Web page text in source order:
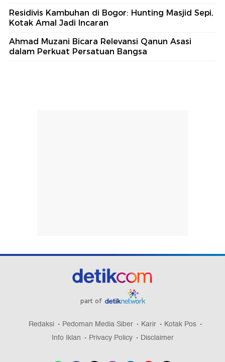
Residivis Kambuhan di Bogor: Hunting Masjid Sepi,
Kotak Amal Jadi Incaran
Ahmad Muzani Bicara Relevansi Qanun Asasi
dalam Perkuat Persatuan Bangsa
part of
Redaksi Pedoman Media Siber Karir
Kotak Pos
Info Iklan
Privacy Policy Disclaimer